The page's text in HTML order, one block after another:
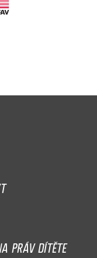
PRÁV DÍTĚTE